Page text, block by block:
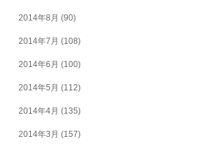
2014年8月 (90)
2014年7月 (108)
2014年6月 (100)
2014年5月 (112)
2014年4月 (135)
2014年3月 (157)